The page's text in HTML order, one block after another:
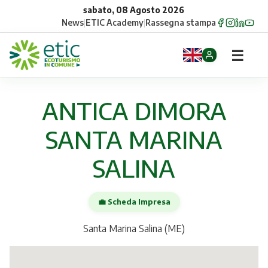
sabato, 08 Agosto 2026
News|ETIC Academy|Rassegna stampa
Opportunità
☰
ANTICA DIMORA
SANTA MARINA
SALINA
💼 Scheda Impresa
Santa Marina Salina (ME)